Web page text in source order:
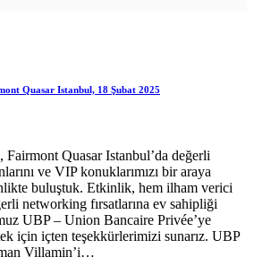
Quasar Istanbul, 18 Şubat 2025
Fairmont Quasar Istanbul’da değerli
ve VIP konuklarımızı bir araya
buluştuk. Etkinlik, hem ilham verici
networking fırsatlarına ev sahipliği
UBP – Union Bancaire Privée’ye
için içten teşekkürlerimizi sunarız. UBP
Villamin’i…